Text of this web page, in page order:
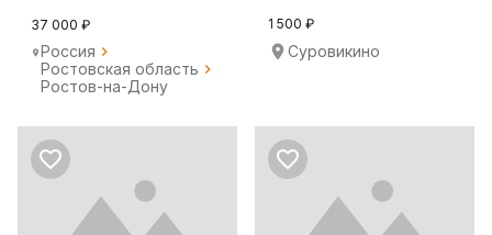
37 000 ₽
Россия
Ростовская область
Ростов-на-Дону
1 500 ₽
Суровикино